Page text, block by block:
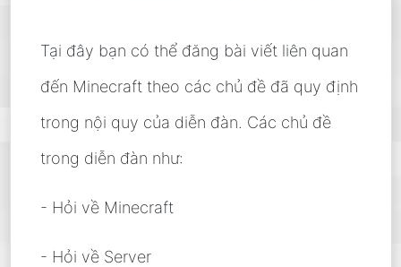
Tại đây bạn có thể đăng bài viết liên quan
đến Minecraft theo các chủ đề đã quy định
trong nội quy của diễn đàn. Các chủ đề
trong diễn đàn như:
- Hỏi về Minecraft
- Hỏi về Server